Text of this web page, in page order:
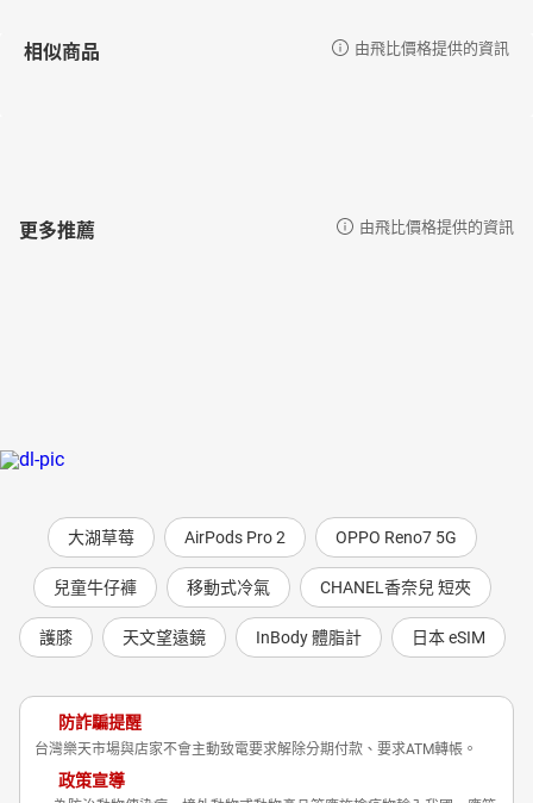
相似商品 由飛比價格提供的資訊
更多推薦 由飛比價格提供的資訊
大湖草莓 AirPods Pro 2 OPPO Reno7 5G
兒童牛仔褲 移動式冷氣 CHANEL香奈兒 短夾
護膝 天文望遠鏡 InBody 體脂計 日本 eSIM
防詐騙提醒
台灣樂天市場與店家不會主動致電要求解除分期付款、要求ATM轉帳。
政策宣導